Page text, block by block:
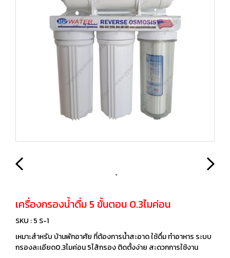
เครื่องกรองน้ำดื่ม 5 ขั้นตอน 0.3ไมค่อน
SKU : 5 S-1
เหมาะสำหรับ บ้านพักอาศัย ที่ต้องการน้ำสะอาด ใช้ดื่ม ทำอาหาร ระบบ
กรองละเอียด0.3ไมค่อน 5ไส้กรอง ติดตั้งง่าย สะดวกการใช้งาน